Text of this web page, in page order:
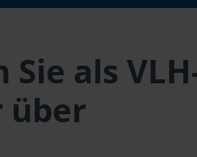
als
über